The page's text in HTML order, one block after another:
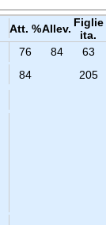
Att. %Allev. Figlie
ita.
76 84
63
84 205